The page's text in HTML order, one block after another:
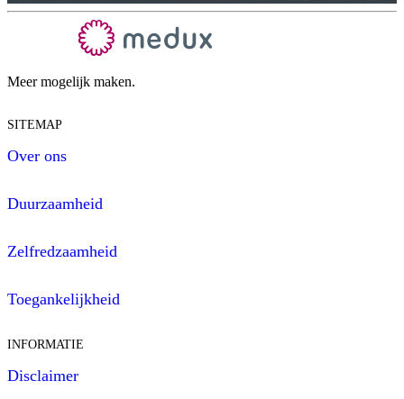
Meer mogelijk maken.
SITEMAP
Over ons
Duurzaamheid
Zelfredzaamheid
Toegankelijkheid
INFORMATIE
Disclaimer